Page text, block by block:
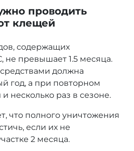
проводить
клещей
содержащих
превышает 1.5 месяца.
должна
год, а при повторном
несколько раз в сезоне.
что полного уничтожения
если их не
2 месяца.